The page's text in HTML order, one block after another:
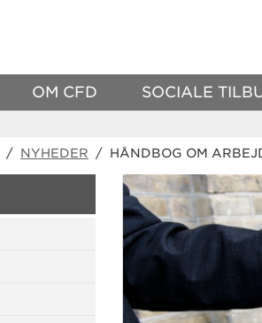
OM CFD SOCIALE
/ NYHEDER / HÅNDBOG OM